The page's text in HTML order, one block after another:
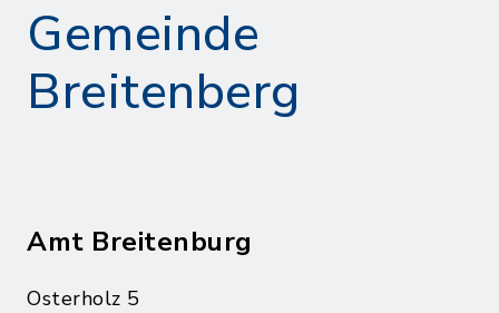
Gemeinde
Breitenberg
Amt Breitenburg
Osterholz 5